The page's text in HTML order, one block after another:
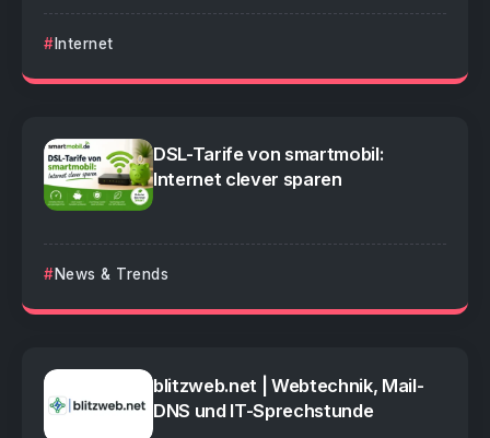
Internet
DSL-Tarife von smartmobil:
Internet clever sparen
News & Trends
blitzweb.net | Webtechnik, Mail-
DNS und IT-Sprechstunde